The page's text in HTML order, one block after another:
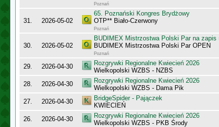
Poznań
31. 2026-05-02
65. Poznański Kongres Brydżowy
OTP** Biało-Czerwony
Poznań
30. 2026-05-02
BUDIMEX Mistrzostwa Polski Par na zapis
BUDIMEX Mistrzostwa Polski Par OPEN
Poznań
29. 2026-04-30
Rozgrywki Regionalne Kwiecień 2026
Wielkopolski WZBS - NZBS
28.
2026-04-30
Rozgrywki Regionalne Kwiecień 2026
Wielkopolski WZBS - Dama Pik
27.
2026-04-30
BridgeSpider - Pajączek
KWIECIEŃ
26.
2026-04-30
Rozgrywki Regionalne Kwiecień 2026
Wielkopolski WZBS - PKB Środy